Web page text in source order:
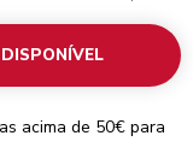
acima de 50€ para